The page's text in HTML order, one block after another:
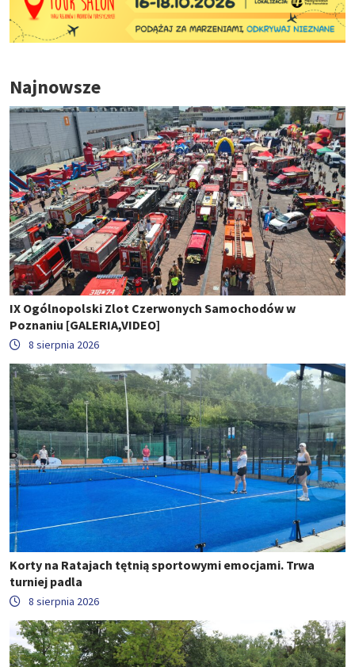
Najnowsze
IX Ogólnopolski Zlot Czerwonych Samochodów w
Poznaniu [GALERIA,VIDEO]
8 sierpnia 2026
Korty na Ratajach tętnią sportowymi emocjami. Trwa
turniej padla
8 sierpnia 2026